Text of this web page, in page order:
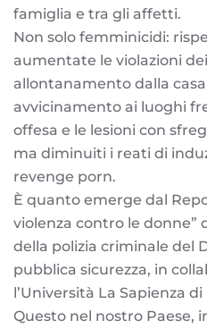
famiglia e tra gli affetti.
Non solo femminicidi:
aumentate le violazioni
allontanamento dalla
avvicinamento ai luoghi
offesa e le lesioni con
ma diminuiti i reati di
revenge porn.
È quanto emerge dal
violenza contro le donne”
della polizia criminale del
pubblica sicurezza, in
l’Università La Sapienza di
Questo nel nostro Paese,